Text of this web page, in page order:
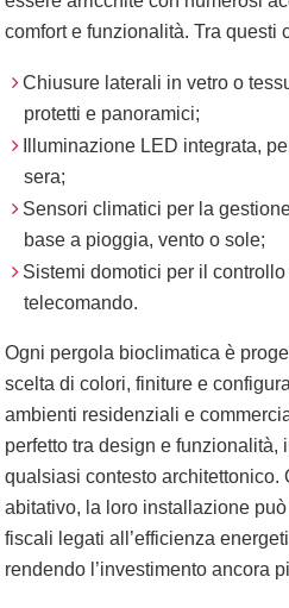
comfort e funzionalità. Tra questi
Chiusure laterali in vetro o
protetti e panoramici;
Illuminazione LED integrata,
sera;
Sensori climatici per la
base a pioggia, vento o sole;
Sistemi domotici per il
telecomando.
Ogni pergola bioclimatica è
scelta di colori, finiture e
ambienti residenziali e
perfetto tra design e funzionalità,
qualsiasi contesto architettonico.
abitativo, la loro installazione
fiscali legati all’efficienza
rendendo l’investimento ancora